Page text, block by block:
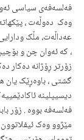
فه‌لسه‌فه‌ی سیاسی ئه‌و
وه‌ک ‌ ده‌وڵه‌ت ،
عه‌داڵه‌ت، مڵک
، که‌ ئه‌وان چن و
زۆرتر ڕۆژانه
گشتی ، باوه‌ڕێک
دیسیپلینه‌
فه‌لسه‌فه‌ بووه‌ . زۆر
مێژوو وه‌ک ئیفلاتوون